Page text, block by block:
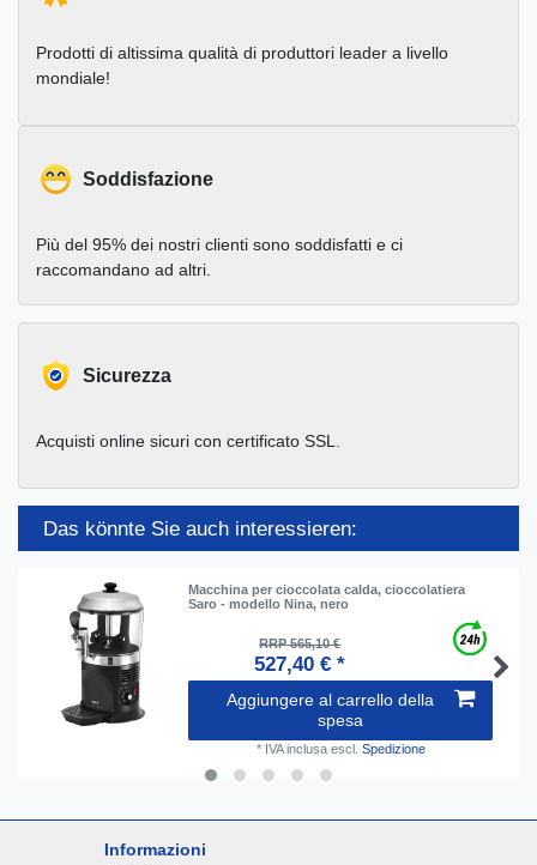
Prodotti di altissima qualità di produttori leader a livello
mondiale!
Soddisfazione
Più del 95% dei nostri clienti sono soddisfatti e ci
raccomandano ad altri.
Sicurezza
Acquisti online sicuri con certificato SSL.
Das könnte Sie auch interessieren:
Macchina per cioccolata calda, cioccolatiera
Saro - modello Nina, nero
RRP 565,10 €
527,40 € *
Aggiungere al carrello della
spesa
* IVA inclusaescl. Spedizione
Informazioni